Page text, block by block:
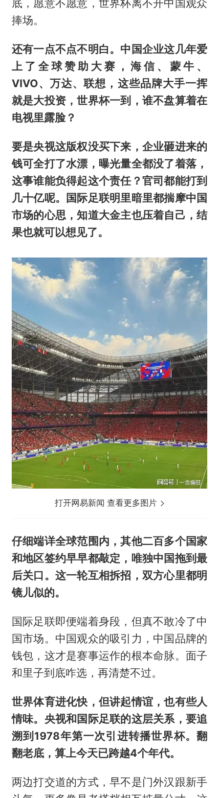
底，愿意不愿意，世界杯离不开中国观众
捧场。
还有一点不点不明白。中国企业这几年爱
上了全球赞助大赛，海信、蒙牛、
VIVO、万达、联想，这些品牌大手一挥
就是大投资，世界杯一到，谁不盘算着在
电视里露脸？
要是央视这版权没买下来，企业砸进来的
钱可全打了水漂，曝光量全都没了着落，
这事谁能负得起这个责任？官司都能打到
几十亿呢。国际足联明里暗里都揣摩中国
市场的心思，知道大金主也压着自己，结
果也就可以想见了。
打开网易新闻 查看更多图片
仔细端详全球范围内，其他二百多个国家
和地区签约早早都敲定，唯独中国拖到最
后关口。这一轮互相拆招，双方心里都明
镜儿似的。
国际足联即便端着身段，但真不敢冷了中
国市场。中国观众的吸引力，中国品牌的
钱包，这才是赛事运作的根本命脉。面子
和里子到底咋选，再清楚不过。
世界体育进化快，但讲起情谊，也有些人
情味。央视和国际足联的这层关系，要追
溯到1978年第一次引进转播世界杯。翻
翻老底，算上今天已跨越4个年代。
两边打交道的方式，早不是门外汉跟新手